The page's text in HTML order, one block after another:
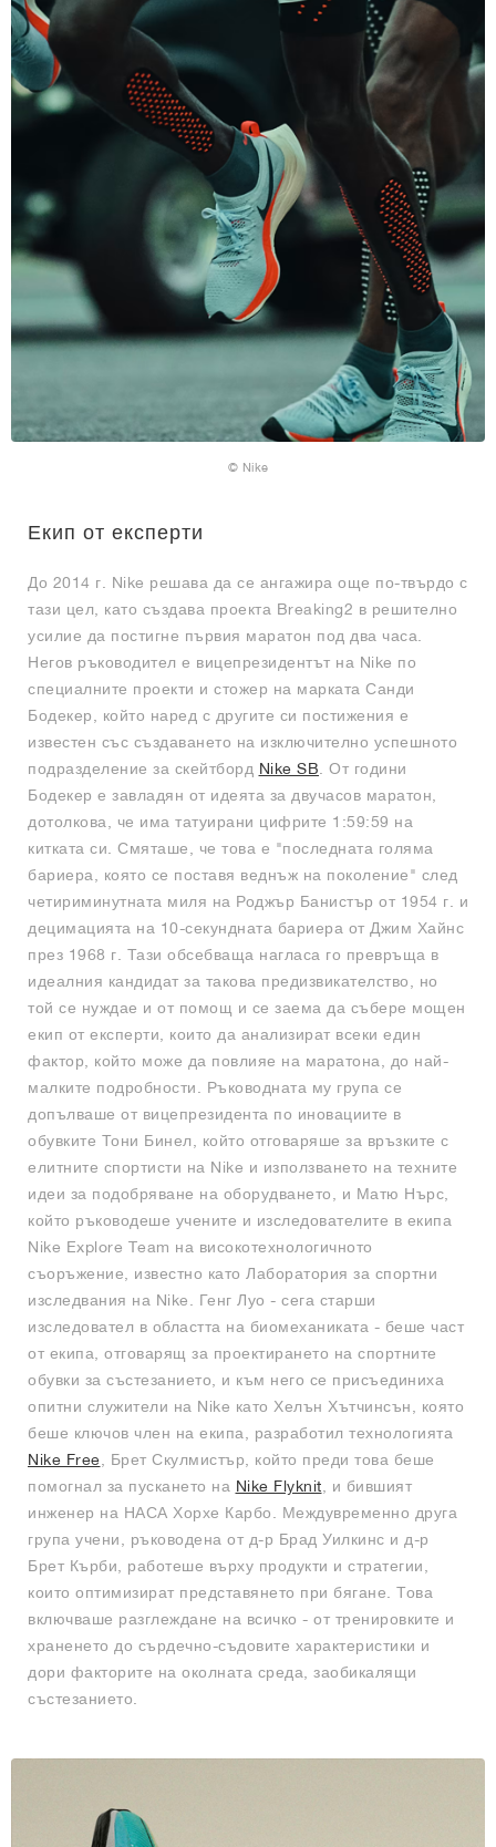
© Nike
Екип от експерти
До 2014 г. Nike решава да се ангажира още по-твърдо с
тази цел, като създава проекта Breaking2 в решително
усилие да постигне първия маратон под два часа.
Негов ръководител е вицепрезидентът на Nike по
специалните проекти и стожер на марката Санди
Бодекер, който наред с другите си постижения е
известен със създаването на изключително успешното
подразделение за скейтборд Nike SB . От години
Бодекер е завладян от идеята за двучасов маратон,
дотолкова, че има татуирани цифрите 1:59:59 на
китката си. Смяташе, че това е "последната голяма
бариера, която се поставя веднъж на поколение" след
четириминутната миля на Роджър Банистър от 1954 г. и
децимацията на 10-секундната бариера от Джим Хайнс
през 1968 г. Тази обсебваща нагласа го превръща в
идеалния кандидат за такова предизвикателство, но
той се нуждае и от помощ и се заема да събере мощен
екип от експерти, които да анализират всеки един
фактор, който може да повлияе на маратона, до най-
малките подробности. Ръководната му група се
допълваше от вицепрезидента по иновациите в
обувките Тони Бинел, който отговаряше за връзките с
елитните спортисти на Nike и използването на техните
идеи за подобряване на оборудването, и Матю Нърс,
който ръководеше учените и изследователите в екипа
Nike Explore Team на високотехнологичното
съоръжение, известно като Лаборатория за спортни
изследвания на Nike. Генг Луо - сега старши
изследовател в областта на биомеханиката - беше част
от екипа, отговарящ за проектирането на спортните
обувки за състезанието, и към него се присъединиха
опитни служители на Nike като Хелън Хътчинсън, която
беше ключов член на екипа, разработил технологията
Nike Free , Брет Скулмистър, който преди това беше
помогнал за пускането на Nike Flyknit , и бившият
инженер на НАСА Хорхе Карбо. Междувременно друга
група учени, ръководена от д-р Брад Уилкинс и д-р
Брет Кърби, работеше върху продукти и стратегии,
които оптимизират представянето при бягане. Това
включваше разглеждане на всичко - от тренировките и
храненето до сърдечно-съдовите характеристики и
дори факторите на околната среда, заобикалящи
състезанието.